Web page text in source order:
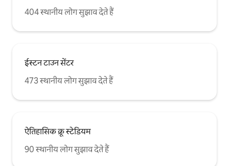
404 स्थानीय लोग सुझाव देते हैं
ईस्टन टाउन सेंटर
473 स्थानीय लोग सुझाव देते हैं
ऐतिहासिक क्रू स्टेडियम
90 स्थानीय लोग सुझाव देते हैं